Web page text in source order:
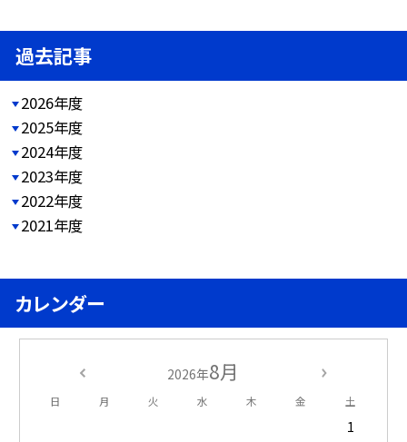
過去記事
2026年度
2025年度
2024年度
2023年度
2022年度
2021年度
カレンダー
2026年8月
日 月 火 水 木 金 土
1